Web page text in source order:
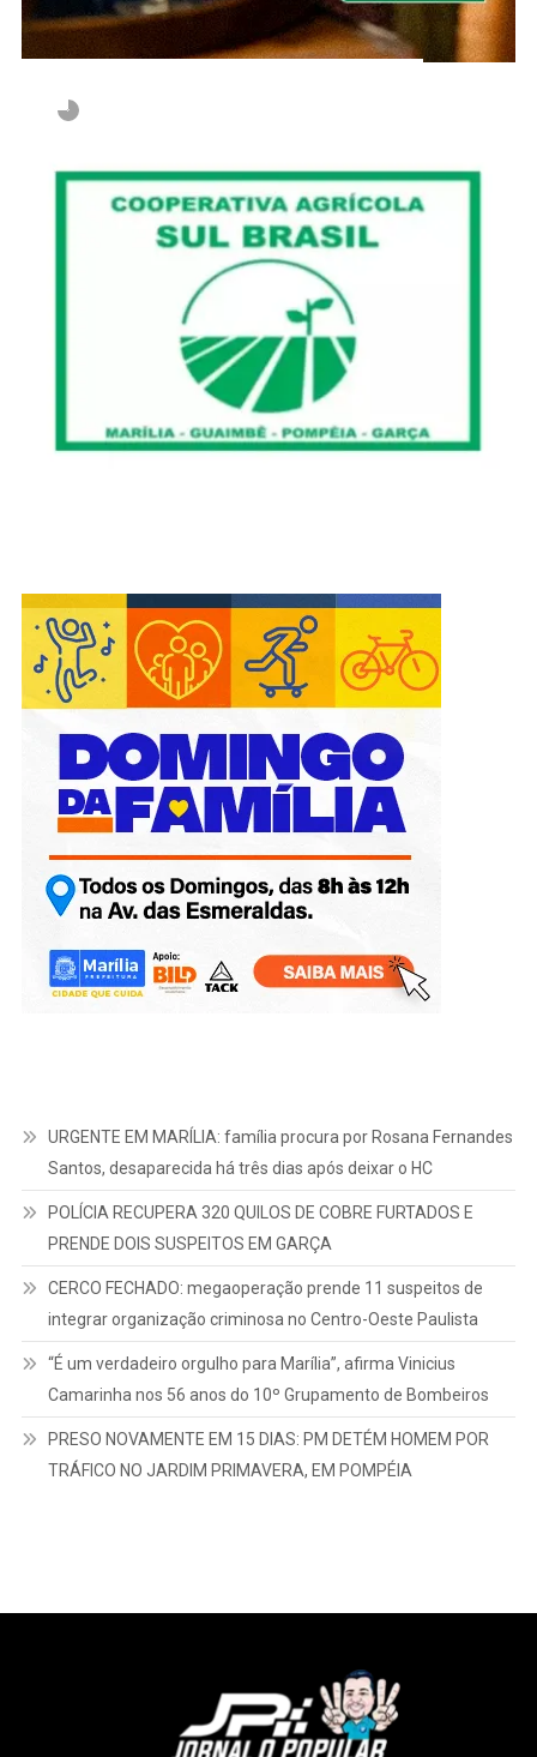
URGENTE EM MARÍLIA: família procura por Rosana Fernandes
Santos, desaparecida há três dias após deixar o HC
POLÍCIA RECUPERA 320 QUILOS DE COBRE FURTADOS E
PRENDE DOIS SUSPEITOS EM GARÇA
CERCO FECHADO: megaoperação prende 11 suspeitos de
integrar organização criminosa no Centro-Oeste Paulista
“É um verdadeiro orgulho para Marília”, afirma Vinicius
Camarinha nos 56 anos do 10º Grupamento de Bombeiros
PRESO NOVAMENTE EM 15 DIAS: PM DETÉM HOMEM POR
TRÁFICO NO JARDIM PRIMAVERA, EM POMPÉIA